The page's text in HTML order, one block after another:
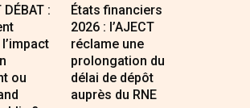
DÉBAT :
ou
États financiers
2026 : l’AJECT
réclame une
prolongation du
délai de dépôt
auprès du RNE